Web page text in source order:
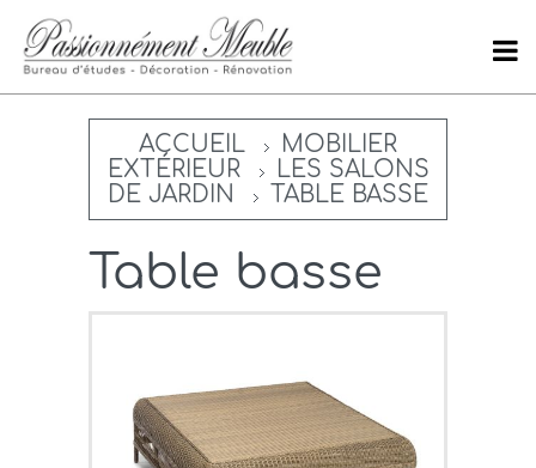
ACCUEIL
MOBILIER
EXTÉRIEUR
LES SALONS
DE JARDIN
TABLE BASSE
Table basse